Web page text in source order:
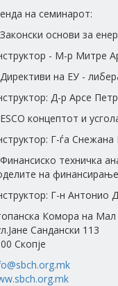
на семинарот:
основи за
- М-р Митре
на ЕУ -
Д-р Арсе
концептот и
Г-ѓа Снежана
техничка
на финансирање
Г-н Антонио
Комора на Мал
Сандански 113
Скопје